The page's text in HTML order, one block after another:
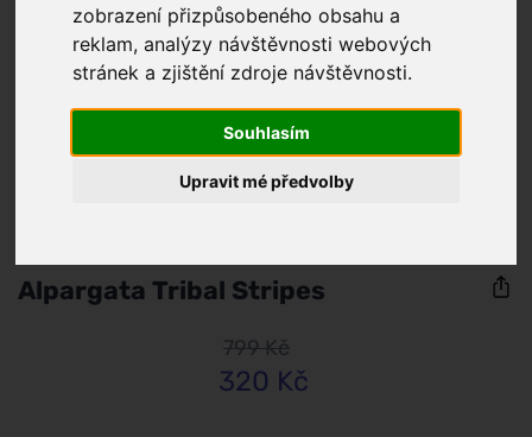
zobrazení přizpůsobeného obsahu a
reklam, analýzy návštěvnosti webových
stránek a zjištění zdroje návštěvnosti.
Souhlasím
Upravit mé předvolby
Alpargata Tribal Stripes
799 Kč
320 Kč